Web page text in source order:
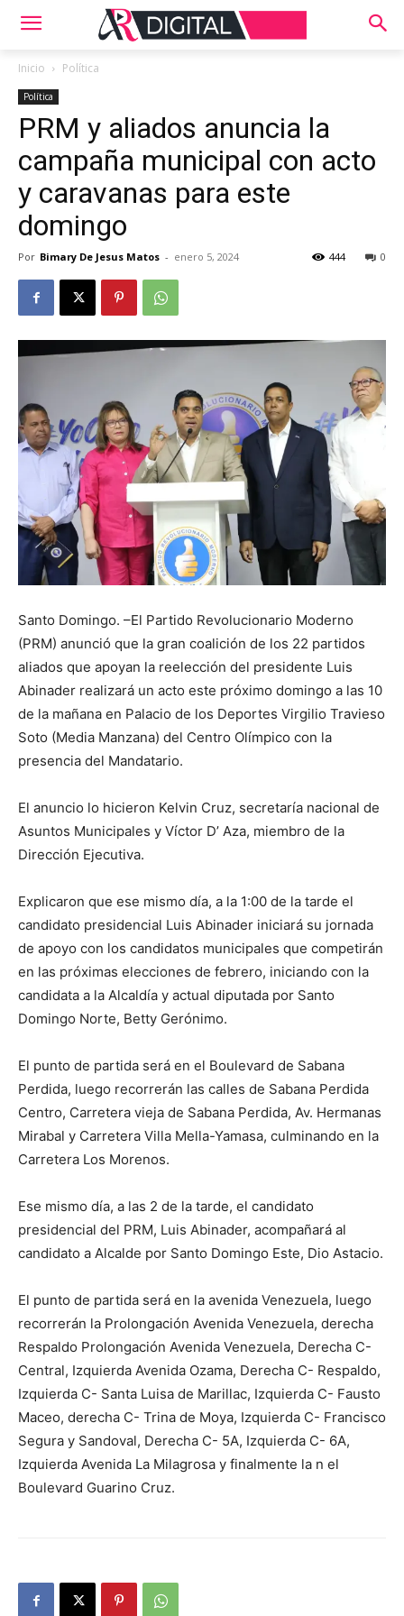
Inicio Política
Política
PRM y aliados anuncia la
campaña municipal con acto
y caravanas para este
domingo
Por Bimary De Jesus Matos - enero 5, 2024 0
444
Santo Domingo. –El Partido Revolucionario Moderno
(PRM) anunció que la gran coalición de los 22 partidos
aliados que apoyan la reelección del presidente Luis
Abinader realizará un acto este próximo domingo a las 10
de la mañana en Palacio de los Deportes Virgilio Travieso
Soto (Media Manzana) del Centro Olímpico con la
presencia del Mandatario.
El anuncio lo hicieron Kelvin Cruz, secretaría nacional de
Asuntos Municipales y Víctor D’ Aza, miembro de la
Dirección Ejecutiva.
Explicaron que ese mismo día, a la 1:00 de la tarde el
candidato presidencial Luis Abinader iniciará su jornada
de apoyo con los candidatos municipales que competirán
en las próximas elecciones de febrero, iniciando con la
candidata a la Alcaldía y actual diputada por Santo
Domingo Norte, Betty Gerónimo.
El punto de partida será en el Boulevard de Sabana
Perdida, luego recorrerán las calles de Sabana Perdida
Centro, Carretera vieja de Sabana Perdida, Av. Hermanas
Mirabal y Carretera Villa Mella-Yamasa, culminando en la
Carretera Los Morenos.
Ese mismo día, a las 2 de la tarde, el candidato
presidencial del PRM, Luis Abinader, acompañará al
candidato a Alcalde por Santo Domingo Este, Dio Astacio.
El punto de partida será en la avenida Venezuela, luego
recorrerán la Prolongación Avenida Venezuela, derecha
Respaldo Prolongación Avenida Venezuela, Derecha C-
Central, Izquierda Avenida Ozama, Derecha C- Respaldo,
Izquierda C- Santa Luisa de Marillac, Izquierda C- Fausto
Maceo, derecha C- Trina de Moya, Izquierda C- Francisco
Segura y Sandoval, Derecha C- 5A, Izquierda C- 6A,
Izquierda Avenida La Milagrosa y finalmente la n el
Boulevard Guarino Cruz.